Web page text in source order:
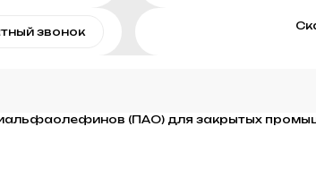
звонок
(ПАО) для закрытых